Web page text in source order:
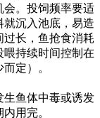
会。投饲频率要适
沉入池底，易造
过长，鱼抢食消耗
持续时间控制在
定）。
生鱼体中毒或诱发
用完。